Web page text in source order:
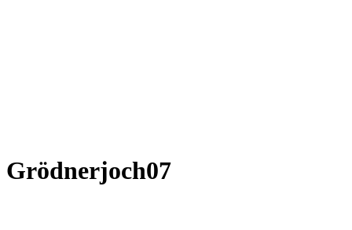
Grödnerjoch07